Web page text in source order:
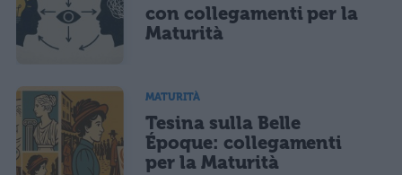
con collegamenti per la
Maturità
MATURITÀ
Tesina sulla Belle
Époque: collegamenti
per la Maturità